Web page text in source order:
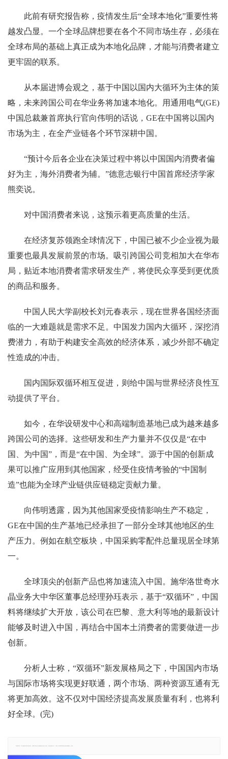
此前有研究报告称，疫情发生后“全球本地化”重要性将
越发凸显。一个全球品牌想要在各个不同市场生存，必须在
全球布局的基础上真正成为本地化品牌，才能与消费者建立
更牢固的联系。
从本届进博会观之，基于中国以国内大循环为主体的策
略，未来跨国公司在华业务将加速本地化。用通用电气(GE)
中国总裁兼首席执行官向伟明的话说，GE在中国将以国内
市场为主，在全产业链各个环节深耕中国。
“预计今后各企业在决策过程中将以中国国内消费者偏
好为主，海外消费者为辅。”德意志银行中国首席经济学家
熊奕说。
对中国消费者来说，这预示着更高质量的生活。
在经济复苏领跑全球情况下，中国已被不少企业视为最
重要也最具发展前景的市场。吸引跨国公司竞相加大在华布
局，贴近本地消费者需求研发生产，将使民众享受到更优质
的商品和服务。
中国人民大学副校长刘元春表示，现在世界各国经济面
临的一大难题就是需求不足。中国发力国内大循环，深挖消
费潜力，有助于构建安全高效的经济体系，减少外部不确定
性造成的冲击。
国内国际双循环相互促进，则给中国与世界经济良性互
动提供了平台。
如今，在华设研发中心和高端制造基地已成为越来越多
跨国公司的选择。这些研发和生产力量并不仅仅是“在中
国、为中国”，而是“在中国、为全球”。源于中国的创新成
果可以推广应用到其他国家，经受住疫情考验的“中国制
造”也能为全球产业链供应链稳定贡献力量。
向伟明透露，因为其他国家受疫情影响生产不稳定，
GE在中国的生产基地已经承担了一部分全球其他地区的生
产压力。例如在航空板块，中国采购零配件总量现居全球第
一。
全球顶尖的创新产品也将加速流入中国。施华洛世奇水
晶业务大中华区董事总经理孙珏表示，基于“双循环”，中国
料将继续扩大开放，该公司在巴黎、意大利等地的最新设计
能够及时进入中国，再结合中国本土消费者的需要做进一步
创新。
分析人士称，“双循环”新发展格局之下，中国国内市场
与国际市场将实现更好联通，两个市场、两种资源互通有无
将更加高效。这不仅对中国经济提高发展质量有利，也将利
好全球。(完)